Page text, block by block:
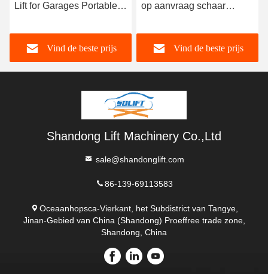
op aanvraag schaar
Vind de beste prijs
schaarlift voor
kelder 1 of 2 auto's
Vind de beste prijs
Shandong Lift Machinery Co.,Ltd
sale@shandonglift.com
86-139-69113583
Oceaanhopsca-Vierkant, het Subdistrict van Tangye,
Jinan-Gebied van China (Shandong) Proeffree trade zone,
Shandong, China